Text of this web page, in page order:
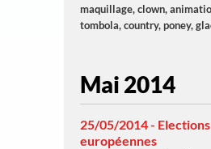
maquillage, clown,
tombola, country, poney,
Mai 2014
25/05/2014 - Elections
européennes